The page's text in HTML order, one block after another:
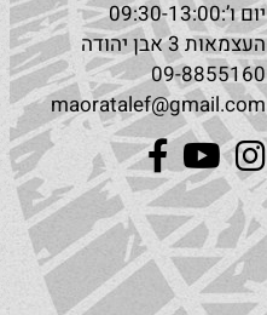
יום ו’:09:30-13:00
העצמאות 3 אבן יהודה
09-8855160
maoratalef@gmail.com